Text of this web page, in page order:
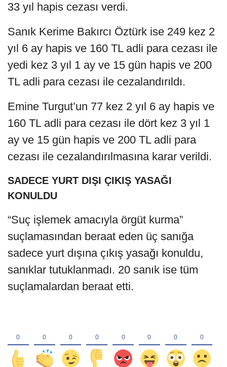
33 yıl hapis cezası verdi.
Sanık Kerime Bakırcı Öztürk ise 249 kez 2
yıl 6 ay hapis ve 160 TL adli para cezası ile
yedi kez 3 yıl 1 ay ve 15 gün hapis ve 200
TL adli para cezası ile cezalandırıldı.
Emine Turgut’un 77 kez 2 yıl 6 ay hapis ve
160 TL adli para cezası ile dört kez 3 yıl 1
ay ve 15 gün hapis ve 200 TL adli para
cezası ile cezalandırılmasına karar verildi.
SADECE YURT DIŞI ÇIKIŞ YASAĞI
KONULDU
“Suç işlemek amacıyla örgüt kurma”
suçlamasından beraat eden üç sanığa
sadece yurt dışına çıkış yasağı konuldu,
sanıklar tutuklanmadı. 20 sanık ise tüm
suçlamalardan beraat etti.